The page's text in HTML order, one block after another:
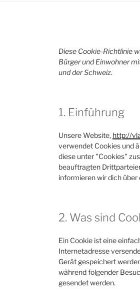
Diese Cookie-Richtlinie
Bürger und Einwohner
und der Schweiz.
1. Einführung
Unsere Website, http://
verwendet Cookies und
diese unter "Cookies"
beauftragten
informieren wir dich über
2. Was sind
Ein Cookie ist eine
Internetadresse
Gerät gespeichert
während folgender
gesendet werden.